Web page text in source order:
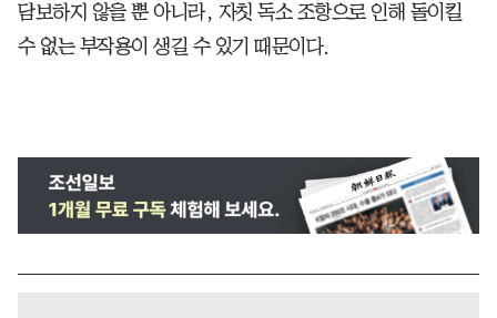
담보하지 않을 뿐 아니라, 자칫 독소 조항으로 인해 돌이킬
수 없는 부작용이 생길 수 있기 때문이다.